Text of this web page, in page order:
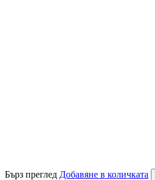
Бърз преглед Добавяне в количката